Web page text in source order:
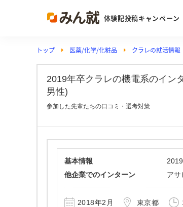
体験記投稿キャンペーン
Post
投稿する
ランキン
Vote
注目の企
動画で知
トップ 医薬/化学/化粧品 クラレの就活情報
2019年卒クラレの機電系のイン
男性)
参加した先輩たちの口コミ・選考対策
基本情報
他企業でのインターン
アサ
2018年2月 東京都